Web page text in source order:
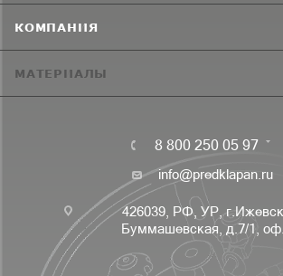
КОМПАНИЯ
МАТЕРИАЛЫ
8 800 250 05 97
info@predklapan.ru
426039, РФ, УР,
Буммашевская, д.7/1,